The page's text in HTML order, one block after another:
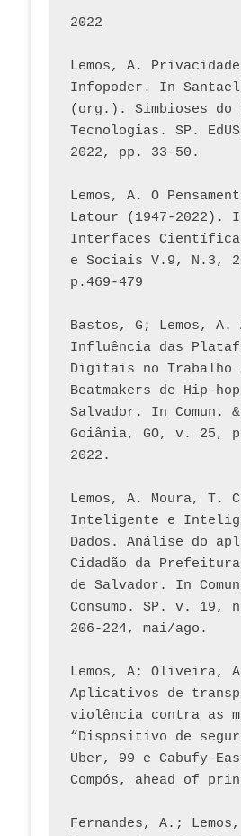
2022
Lemos, A.
Infopoder. In
(org.). Simbioses do
Tecnologias. SP.
2022, pp. 33-50.
Lemos, A. O
Latour (1947-2022).
Interfaces
e Sociais V.9, N.3,
p.469-479
Bastos, G; Lemos, A.
Influência das
Digitais no Trabalho
Beatmakers de Hip-
Salvador. In Comun.
Goiânia, GO, v. 25,
2022.
Lemos, A. Moura, T.
Inteligente e
Dados. Análise do
Cidadão da
de Salvador. In
Consumo. SP. v. 19,
206-224, mai/ago.
Lemos, A; Oliveira,
Aplicativos de
violência contra as
“Dispositivo de
Uber, 99 e Cabufy-
Compós, ahead of
Fernandes, A.;